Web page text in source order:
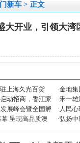
新车 > 正文
大开业，引领大湾
上海久光百货 ·金地集
磅优惠
动招商，香江家
兰展”
·宋一雄
生逆袭
展峰会暨全国孵
· 人民
呈现高品质澳
·弘扬中
滋补节